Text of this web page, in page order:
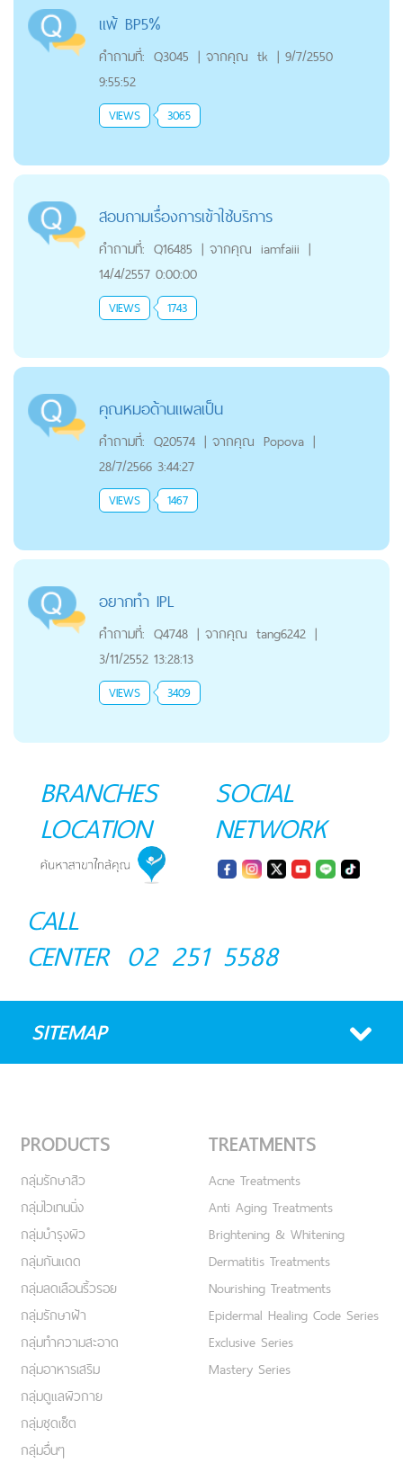
แพ้ BP5%
คำถามที่: Q3045 | จากคุณ tk | 9/7/2550
9:55:52
VIEWS 3065
สอบถามเรื่องการเข้าใช้บริการ
คำถามที่: Q16485 | จากคุณ iamfaiii |
14/4/2557 0:00:00
VIEWS 1743
คุณหมอด้านแผลเป็น
คำถามที่: Q20574 | จากคุณ Popova |
28/7/2566 3:44:27
VIEWS 1467
อยากทำ IPL
คำถามที่: Q4748 | จากคุณ tang6242 |
3/11/2552 13:28:13
VIEWS 3409
BRANCHES
LOCATION
SOCIAL
NETWORK
CALL
CENTER 02 251 5588
SITEMAP
PRODUCTS
กลุ่มรักษาสิว
กลุ่มไวเทนนิ่ง
กลุ่มบำรุงผิว
กลุ่มกันแดด
กลุ่มลดเลือนริ้วรอย
กลุ่มรักษาฝ้า
กลุ่มทำความสะอาด
กลุ่มอาหารเสริม
กลุ่มดูแลผิวกาย
กลุ่มชุดเซ็ต
กลุ่มอื่นๆ
TREATMENTS
Acne Treatments
Anti Aging Treatments
Brightening & Whitening
Dermatitis Treatments
Nourishing Treatments
Epidermal Healing Code Series
Exclusive Series
Mastery Series